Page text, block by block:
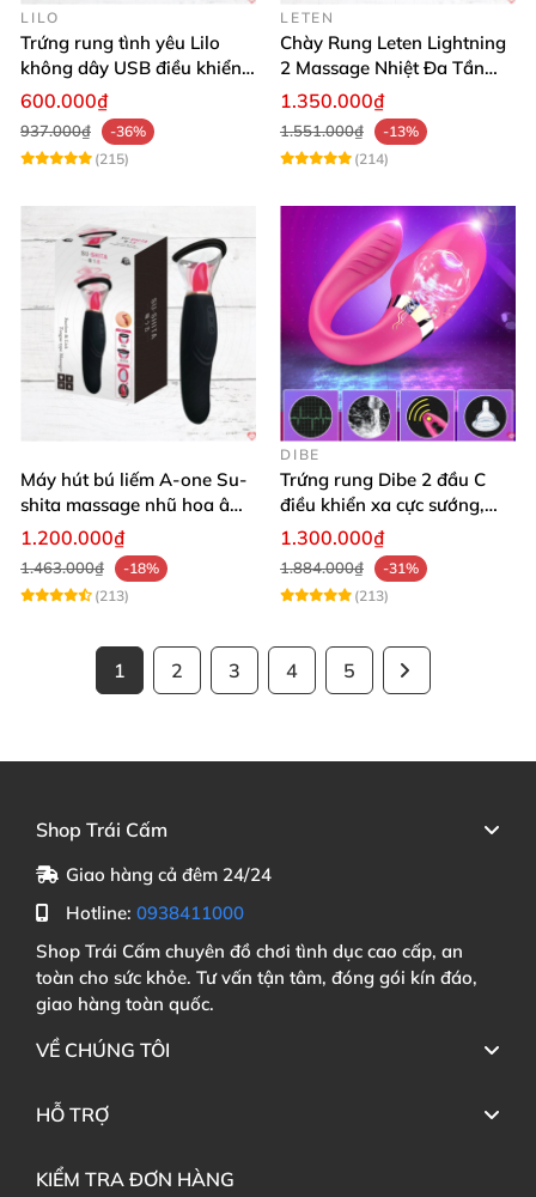
LILO
Trứng rung tình yêu Lilo
không dây USB điều khiển
remote tiện lợi
600.000₫
937.000₫
-36%
(215)
LETEN
Chày Rung Leten Lightning
2 Massage Nhiệt Đa Tần
Rung Toàn Thân
1.350.000₫
1.551.000₫
-13%
(214)
Máy hút bú liếm A-one Su-
shita massage nhũ hoa âm
đạo cực phê
1.200.000₫
1.463.000₫
-18%
(213)
DIBE
Trứng rung Dibe 2 đầu C
điều khiển xa cực sướng,
thích mê
1.300.000₫
1.884.000₫
-31%
(213)
1 2 3 4 5
Shop Trái Cấm
Giao hàng cả đêm 24/24
Hotline: 0938411000
Shop Trái Cấm chuyên đồ chơi tình dục cao cấp, an
toàn cho sức khỏe. Tư vấn tận tâm, đóng gói kín đáo,
giao hàng toàn quốc.
VỀ CHÚNG TÔI
HỖ TRỢ
KIỂM TRA ĐƠN HÀNG